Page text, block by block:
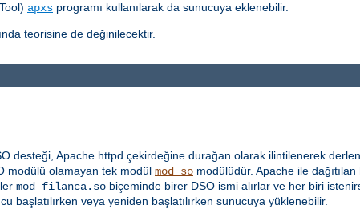
apxs programı kullanılarak da sunucuya eklenebilir.
teorisine de değinilecektir.
desteği, Apache httpd çekirdeğine durağan olarak ilintilenerek
modülü olamayan tek modül mod_so modülüdür. Apache ile
mod_filanca.so biçeminde birer DSO ismi alırlar ve her biri
başlatılırken veya yeniden başlatılırken sunucuya yüklenebilir.